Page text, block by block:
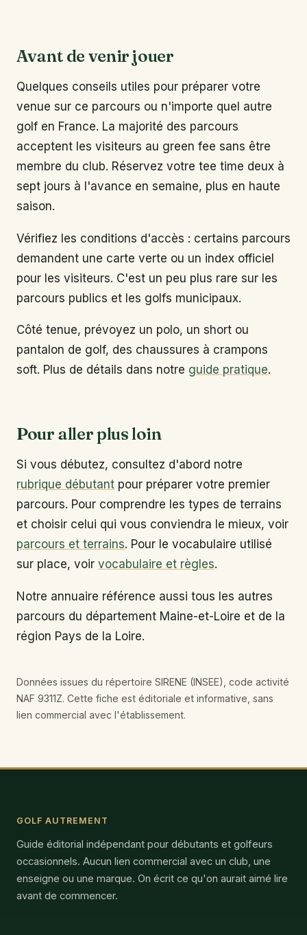
Avant de venir jouer
Quelques conseils utiles pour préparer votre
venue sur ce parcours ou n'importe quel autre
golf en France. La majorité des parcours
acceptent les visiteurs au green fee sans être
membre du club. Réservez votre tee time deux à
sept jours à l'avance en semaine, plus en haute
saison.
Vérifiez les conditions d'accès : certains parcours
demandent une carte verte ou un index officiel
pour les visiteurs. C'est un peu plus rare sur les
parcours publics et les golfs municipaux.
Côté tenue, prévoyez un polo, un short ou
pantalon de golf, des chaussures à crampons
soft. Plus de détails dans notre guide pratique.
Pour aller plus loin
Si vous débutez, consultez d'abord notre
rubrique débutant pour préparer votre premier
parcours. Pour comprendre les types de terrains
et choisir celui qui vous conviendra le mieux, voir
parcours et terrains. Pour le vocabulaire utilisé
sur place, voir vocabulaire et règles.
Notre annuaire référence aussi tous les autres
parcours du département Maine-et-Loire et de la
région Pays de la Loire.
Données issues du répertoire SIRENE (INSEE), code activité
NAF 9311Z. Cette fiche est éditoriale et informative, sans
lien commercial avec l'établissement.
GOLF AUTREMENT
Guide éditorial indépendant pour débutants et golfeurs
occasionnels. Aucun lien commercial avec un club, une
enseigne ou une marque. On écrit ce qu'on aurait aimé lire
avant de commencer.